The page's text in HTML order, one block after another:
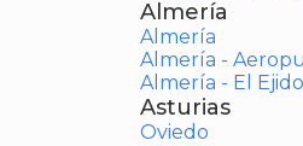
Almería
Almería
Almería -
Almería - El Ejido
Asturias
Oviedo